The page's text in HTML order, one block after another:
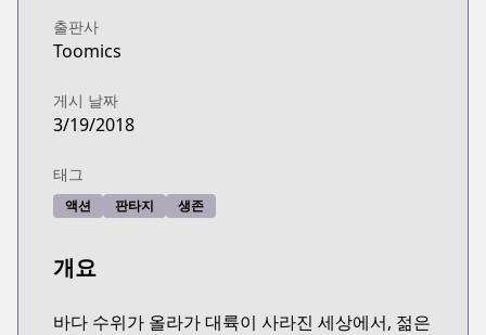
출판사
Toomics
게시 날짜
3/19/2018
태그
액션 판타지 생존
개요
바다 수위가 올라가 대륙이 사라진 세상에서, 젊은